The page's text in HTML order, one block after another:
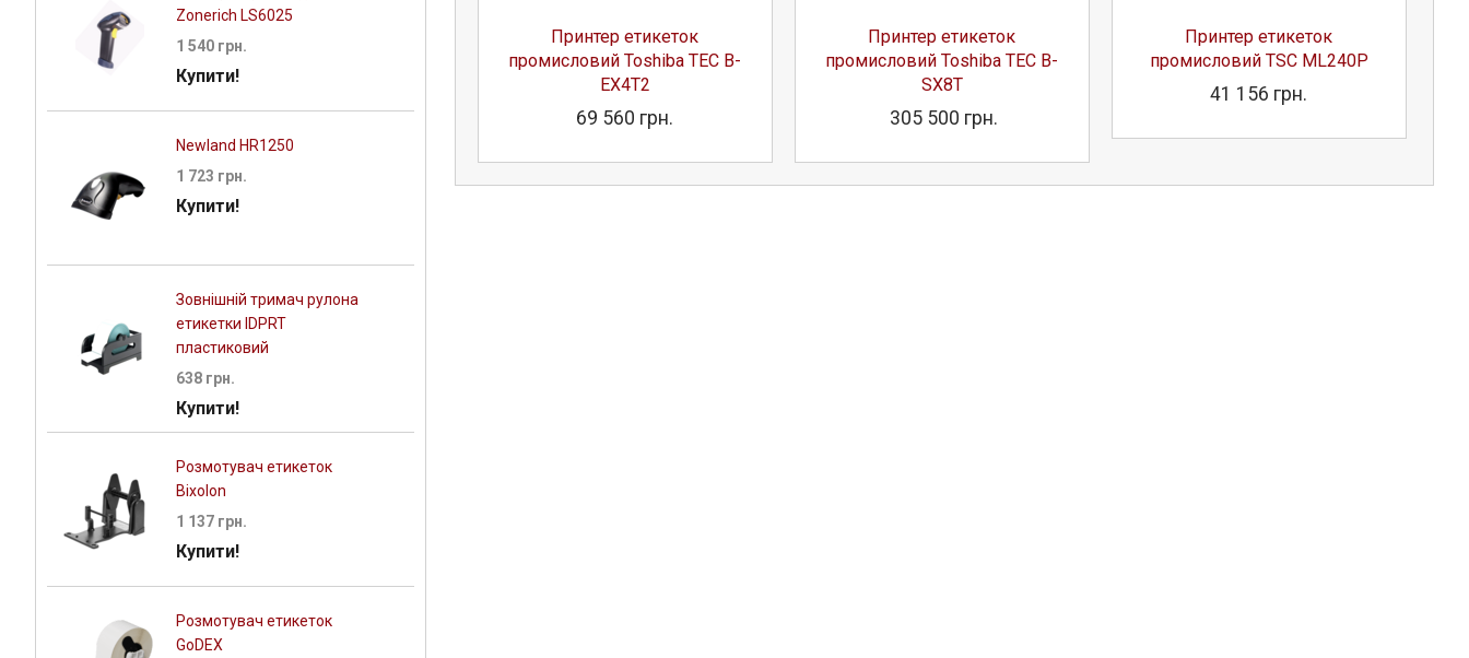
Zonerich LS6025
1 540 грн.
Купити!
Newland HR1250
1 723 грн.
Купити!
Зовнішній тримач рулона
етикетки IDPRT
пластиковий
638 грн.
Купити!
Розмотувач етикеток
Bixolon
1 137 грн.
Купити!
Розмотувач етикеток
GoDEX
Godex RT
промисловий Bixolon XT5-40
Принтер етикеток
промисловий Toshiba TEC B-
EX4T2
69 560 грн.
Принтер етикеток
промисловий Toshiba TEC B-
SX8T
305 500 грн.
Принтер етикеток
промисловий TSC ML240P
41 156 грн.